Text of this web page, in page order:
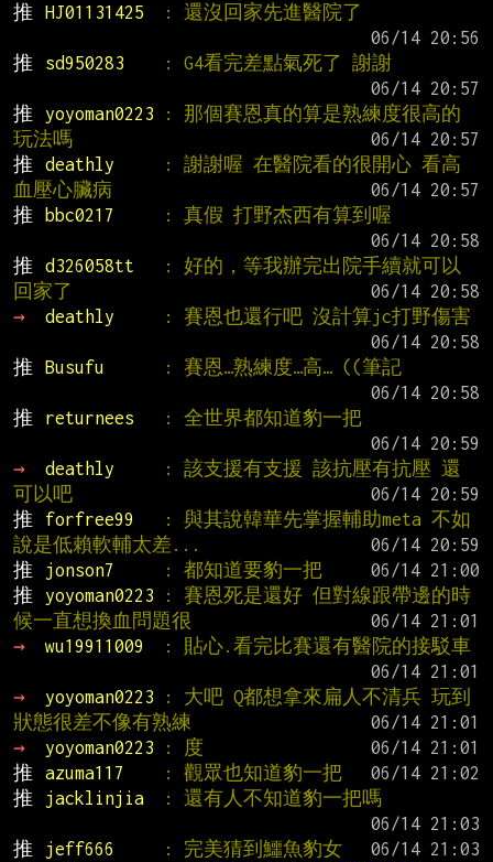
推
HJ01131425
: 還沒回家先進醫院了
推
sd950283
: G4看完差點氣死了 謝謝
推
yoyoman0223
: 那個賽恩真的算是熟練度很高的
玩法嗎
推
deathly
: 謝謝喔 在醫院看的很開心 看高
血壓心臟病
推
bbc0217
: 真假 打野杰西有算到喔
推
d326058tt
: 好的，等我辦完出院手續就可以
回家了
→
deathly
: 賽恩也還行吧 沒計算jc打野傷害
推
Busufu
: 賽恩…熟練度…高… ((筆記
推
returnees
: 全世界都知道豹一把
→
deathly
: 該支援有支援 該抗壓有抗壓 還
可以吧
推
forfree99
: 與其說韓華先掌握輔助meta 不如
說是低賴軟輔太差...
推
jonson7 : 都知道要豹一把
推
yoyoman0223
: 賽恩死是還好 但對線跟帶邊的時
候一直想換血問題很
→
wu19911009
: 貼心.看完比賽還有醫院的接駁車
→
yoyoman0223
: 大吧 Q都想拿來扁人不清兵 玩到
狀態很差不像有熟練
→
yoyoman0223 : 度
推
azuma117 : 觀眾也知道豹一把
推
jacklinjia
: 還有人不知道豹一把嗎
推
jeff666 : 完美猜到鱷魚豹女